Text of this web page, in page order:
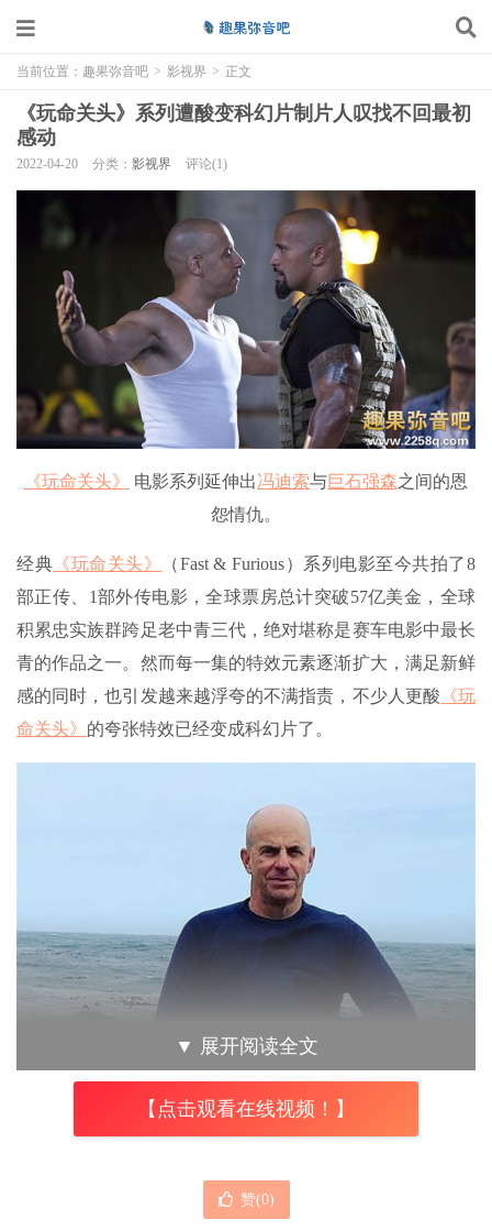
当前位置： 趣果弥音吧 > 影视界 > 正文
《玩命关头》系列遭酸变科幻片制片人叹找不回最初
感动
2022-04-20 分类： 影视界 评论(1)
《玩命关头》 电影系列延伸出冯迪索与巨石强森之间的恩
怨情仇。
经典 《玩命关头》
（Fast & Furious）系列电影至今共拍了8
部正传、1部外传电影，全球票房总计突破57亿美金，全球
积累忠实族群跨足老中青三代，绝对堪称是赛车电影中最长
青的作品之一。然而每一集的特效元素逐渐扩大，满足新鲜
感的同时，也引发越来越浮夸的不满指责，不少人更酸 《玩
命关头》 的夸张特效已经变成科幻片了。
《玩命关头》制片人 尼尔·H·莫瑞兹坦言回不去最初的起
尼尔·H·莫瑞兹
▼ 展开阅读全文
【点击观看在线视频！】
赞(0)